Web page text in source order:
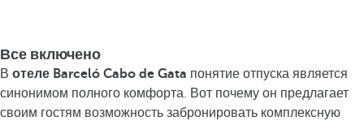
Все включено
В отеле Barceló Cabo de Gata понятие отпуска является
синонимом полного комфорта. Вот почему он предлагает
своим гостям возможность забронировать комплексную